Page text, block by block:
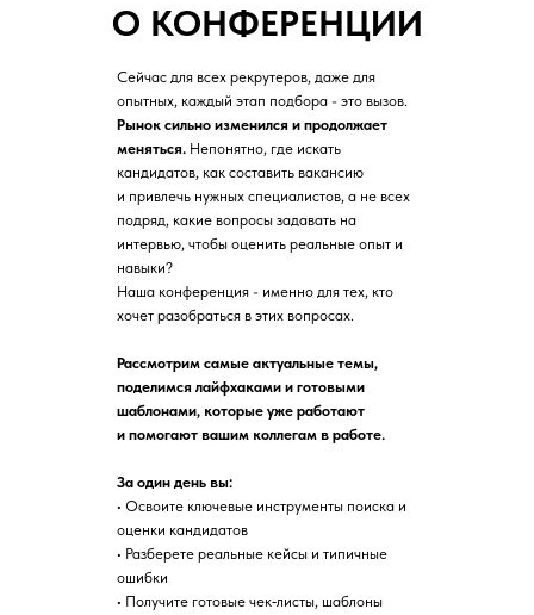
Сейчас для всех рекрутеров, даже для
опытных, каждый этап подбора - это вызов.
Рынок сильно изменился и продолжает
меняться. Непонятно, где искать
кандидатов, как составить вакансию
и привлечь нужных специалистов, а не всех
подряд, какие вопросы задавать на
интервью, чтобы оценить реальные опыт и
навыки?
Наша конференция - именно для тех, кто
хочет разобраться в этих вопросах.
Рассмотрим самые актуальные темы,
поделимся лайфхаками и готовыми
шаблонами, которые уже работают
и помогают вашим коллегам в работе.
За один день вы:
• Освоите ключевые инструменты поиска и
оценки кандидатов
• Разберете реальные кейсы и типичные
ошибки
• Получите готовые чек‑листы, шаблоны
О КОНФЕРЕНЦИИ